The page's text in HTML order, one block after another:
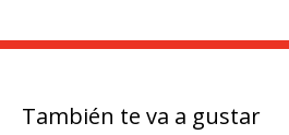
También te va a gustar